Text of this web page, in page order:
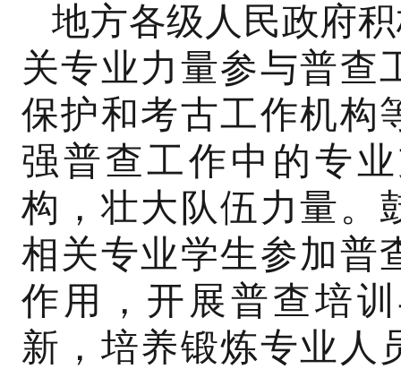
地方各级人民政府
关专业力量参与普查
保护和考古工作机构
强普查工作中的专
构，壮大队伍力量。
相关专业学生参加普
作用，开展普查培
新，培养锻炼专业人